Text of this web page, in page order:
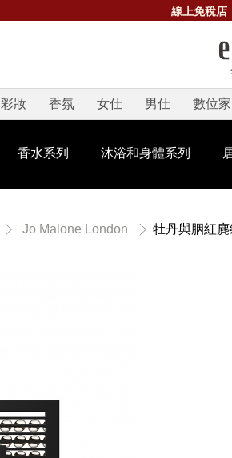
線上免稅店
彩妝 香氛 女仕 男仕 數位
香水系列 沐浴和身體系列
Jo Malone London 牡丹與胭紅